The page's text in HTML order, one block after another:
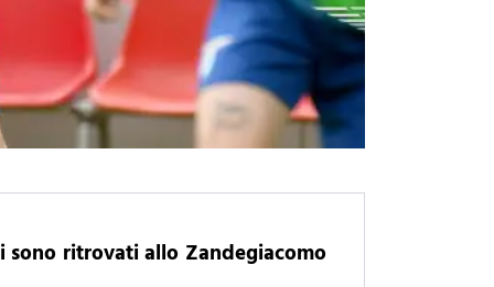
sono ritrovati allo Zandegiacomo